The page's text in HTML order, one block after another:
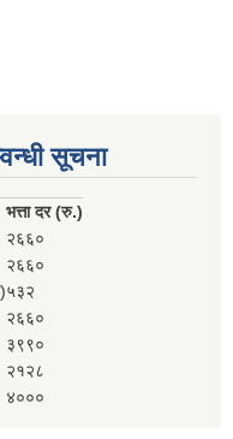
सूचना
भत्ता दर (रु.)
२६६०
२६६०
५३२
२६६०
३९९०
२१२८
४०००